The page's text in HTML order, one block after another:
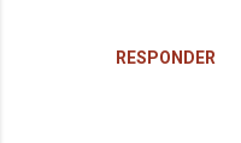
RESPONDER